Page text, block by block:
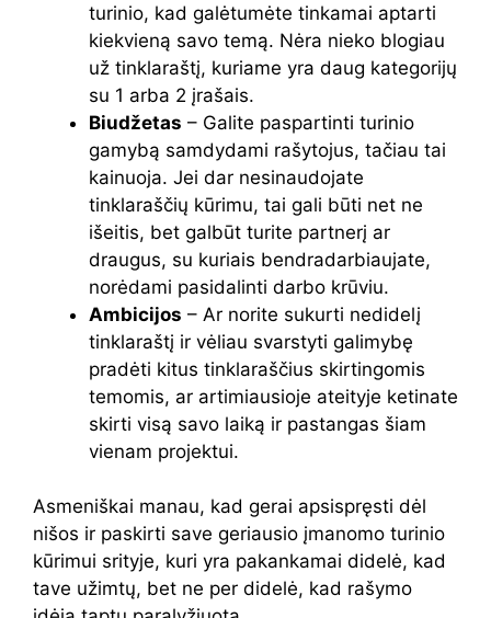
turinio, kad galėtumėte tinkamai aptarti
kiekvieną savo temą. Nėra nieko blogiau
už tinklaraštį, kuriame yra daug kategorijų
su 1 arba 2 įrašais.
Biudžetas – Galite paspartinti turinio
gamybą samdydami rašytojus, tačiau tai
kainuoja. Jei dar nesinaudojate
tinklaraščių kūrimu, tai gali būti net ne
išeitis, bet galbūt turite partnerį ar
draugus, su kuriais bendradarbiaujate,
norėdami pasidalinti darbo krūviu.
Ambicijos – Ar norite sukurti nedidelį
tinklaraštį ir vėliau svarstyti galimybę
pradėti kitus tinklaraščius skirtingomis
temomis, ar artimiausioje ateityje ketinate
skirti visą savo laiką ir pastangas šiam
vienam projektui.
Asmeniškai manau, kad gerai apsispręsti dėl
nišos ir paskirti save geriausio įmanomo turinio
kūrimui srityje, kuri yra pakankamai didelė, kad
tave užimtų, bet ne per didelė, kad rašymo